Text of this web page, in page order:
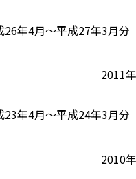
26年4月～平成27年3月分
2011
23年4月～平成24年3月分
2010